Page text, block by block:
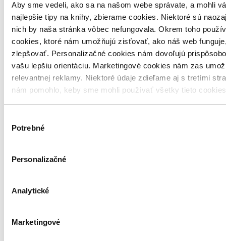
Aby sme vedeli, ako sa na našom webe správate, a mohli
najlepšie tipy na knihy, zbierame cookies. Niektoré sú
nich by naša stránka vôbec nefungovala. Okrem toho
cookies, ktoré nám umožňujú zisťovať, ako náš web
zlepšovať. Personalizačné cookies nám dovoľujú
vašu lepšiu orientáciu. Marketingové cookies nám zas
relevantnej reklamy. Niektoré údaje zdieľame aj s tretími
nám pomohlo, keby sme mohli používať všetky tieto
súhlasu
Potrebné
Personalizačné
Analytické
Marketingové
Brožovaná väzba
Slovenčina, 2025
Vypredané
Ach, mrzí nás to, z tejto knihy sa už predali všetky výtlačky a
nemáme ju na sklade my ani vydavateľ :( Teoreticky však
môžete mať šťastie v niektorých iných obchodoch, ktoré ešte
nepredali posledné kusy.